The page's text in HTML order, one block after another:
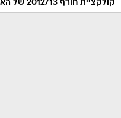
קולקציית חורף 2012/13 של הארטברייקר